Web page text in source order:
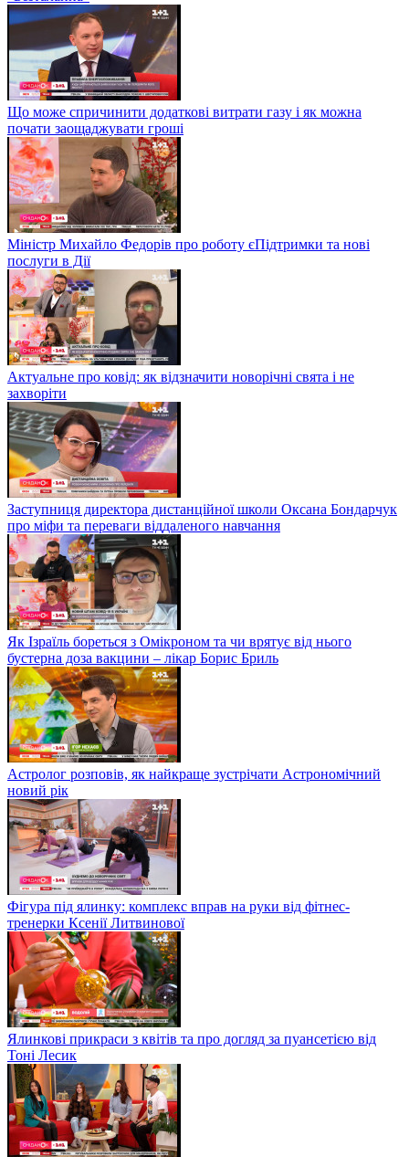
Що може спричинити додаткові витрати газу і як можна
почати заощаджувати гроші
Міністр Михайло Федорів про роботу єПідтримки та нові
послуги в Дії
Актуальне про ковід: як відзначити новорічні свята і не
захворіти
Заступниця директора дистанційної школи Оксана Бондарчук
про міфи та переваги віддаленого навчання
Як Ізраїль бореться з Омікроном та чи врятує від нього
бустерна доза вакцини – лікар Борис Бриль
Астролог розповів, як найкраще зустрічати Астрономічний
новий рік
Фігура під ялинку: комплекс вправ на руки від фітнес-
тренерки Ксенії Литвинової
Ялинкові прикраси з квітів та про догляд за пуансетією від
Тоні Лесик